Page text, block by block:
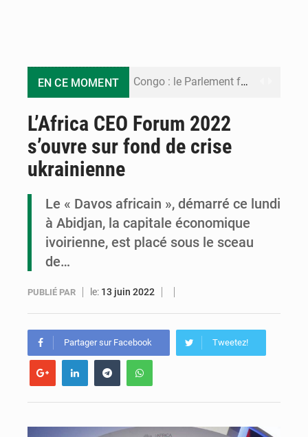
EN CE MOMENT Congo : le Parlement formule 28 recommandations sur le Cadre budgétaire 2027-2029
Le Congo se dote d’un programme national pour valoriser les produits forestiers non ligneux
L’Africa CEO Forum 2022
s’ouvre sur fond de crise
ukrainienne
Le « Davos africain », démarré ce lundi
à Abidjan, la capitale économique
ivoirienne, est placé sous le sceau
de…
PUBLIÉ PAR le: 13 juin 2022
Partager sur Facebook Tweetez!